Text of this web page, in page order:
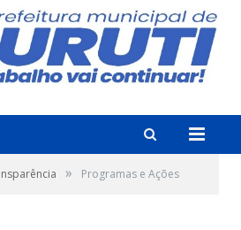
» Programas e Ações